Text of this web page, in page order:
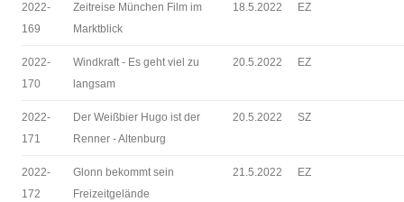
2022-
169
Zeitreise München Film im
Marktblick
18.5.2022 EZ
2022-
170
Windkraft - Es geht viel zu
langsam
20.5.2022 EZ
2022-
171
Der Weißbier Hugo ist der
Renner - Altenburg
20.5.2022 SZ
2022-
172
Glonn bekommt sein
Freizeitgelände
21.5.2022 EZ